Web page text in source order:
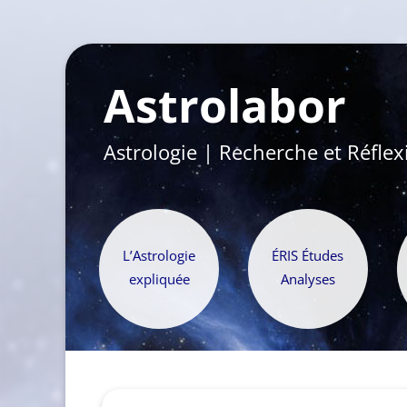
Astrolabor
Astrologie | Recherche et
L’Astrologie
expliquée
ÉRIS Études
Analyses